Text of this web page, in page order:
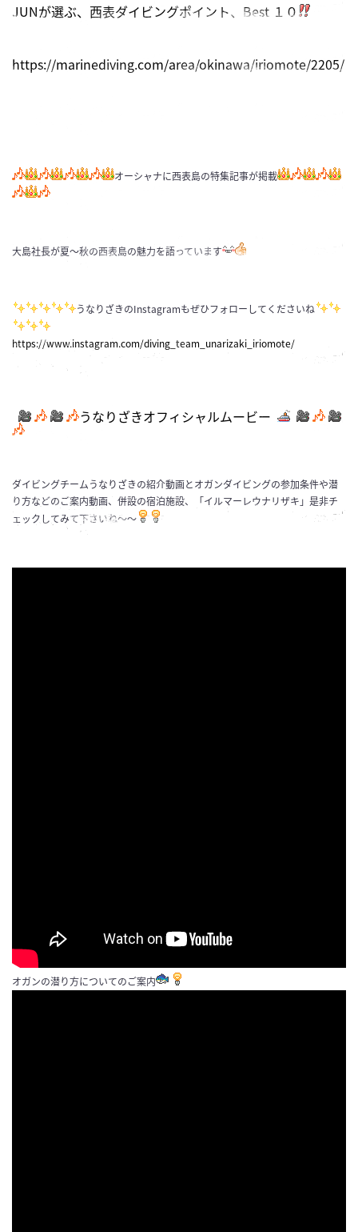
JUNが選ぶ、西表ダイビングポイント、Best １０
https://marinediving.com/area/okinawa/iriomote/2205/
オーシャナに西表島の特集記事が掲載
大島社長が夏～秋の西表島の魅力を語っています
うなりざきのInstagramもぜひフォローしてくださいね
https://www.instagram.com/diving_team_unarizaki_iriomote/
うなりざきオフィシャルムービー
ダイビングチームうなりざきの紹介動画とオガンダイビングの参加条件や潜
り方などのご案内動画、併設の宿泊施設、「イルマーレウナリザキ」是非チ
ェックしてみて下さいね～～
オガンの潜り方についてのご案内